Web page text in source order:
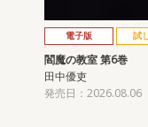
電子版 試
閻魔の教室 第6巻
田中優吏
発売日：2026.08.06